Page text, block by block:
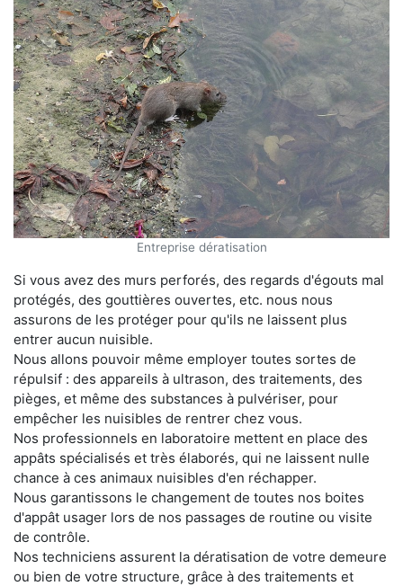
Entreprise dératisation
Si vous avez des murs perforés, des regards d'égouts mal
protégés, des gouttières ouvertes, etc. nous nous
assurons de les protéger pour qu'ils ne laissent plus
entrer aucun nuisible.
Nous allons pouvoir même employer toutes sortes de
répulsif : des appareils à ultrason, des traitements, des
pièges, et même des substances à pulvériser, pour
empêcher les nuisibles de rentrer chez vous.
Nos professionnels en laboratoire mettent en place des
appâts spécialisés et très élaborés, qui ne laissent nulle
chance à ces animaux nuisibles d'en réchapper.
Nous garantissons le changement de toutes nos boites
d'appât usager lors de nos passages de routine ou visite
de contrôle.
Nos techniciens assurent la dératisation de votre demeure
ou bien de votre structure, grâce à des traitements et